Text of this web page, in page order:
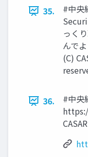
35.
#中
っく
んで
(C)
36.
#中央